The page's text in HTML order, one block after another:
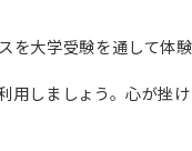
を大学受験を通して体
用しましょう。心が挫